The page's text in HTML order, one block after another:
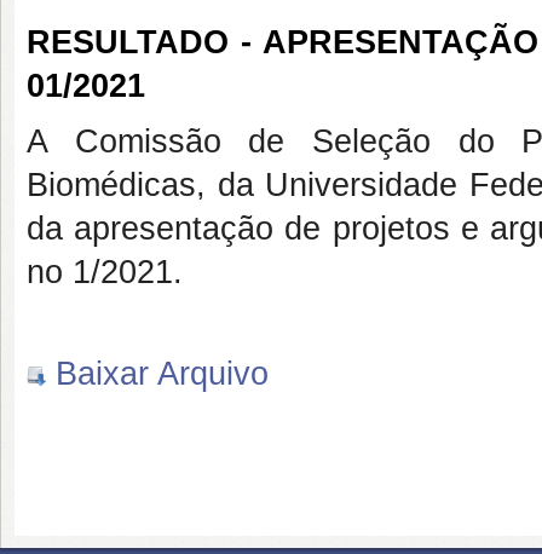
RESULTADO -
01/2021
A Comissão de Seleção do
Biomédicas, da Universidade
da apresentação de projetos e
no 1/2021.
Baixar Arquivo